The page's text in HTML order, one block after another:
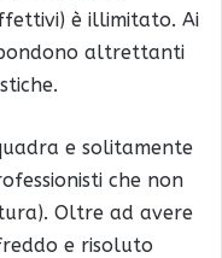
è illimitato. Ai
altrettanti
e solitamente
che non
Oltre ad avere
e risoluto